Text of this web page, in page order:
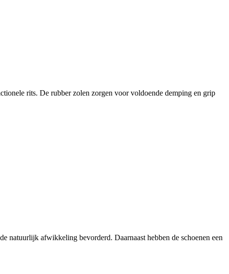
rits. De rubber zolen zorgen voor voldoende demping en grip
natuurlijk afwikkeling bevorderd. Daarnaast hebben de schoenen een